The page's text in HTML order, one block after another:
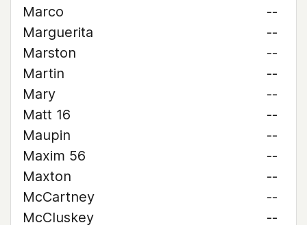
Marco
--
Marguerita
--
Marston
--
Martin
--
Mary
--
Matt 16
--
Maupin
--
Maxim 56
--
Maxton
--
McCartney
--
McCluskey
--